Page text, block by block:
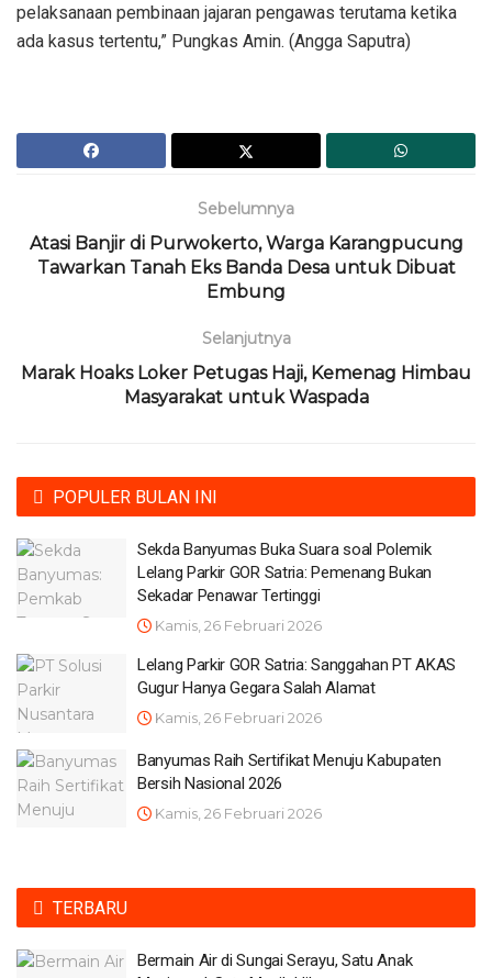
pelaksanaan pembinaan jajaran pengawas terutama ketika
ada kasus tertentu,” Pungkas Amin. (Angga Saputra)
Sebelumnya
Atasi Banjir di Purwokerto, Warga Karangpucung
Tawarkan Tanah Eks Banda Desa untuk Dibuat
Embung
Selanjutnya
Marak Hoaks Loker Petugas Haji, Kemenag Himbau
Masyarakat untuk Waspada
POPULER BULAN INI
Sekda Banyumas Buka Suara soal Polemik
Lelang Parkir GOR Satria: Pemenang Bukan
Sekadar Penawar Tertinggi
Kamis, 26 Februari 2026
Lelang Parkir GOR Satria: Sanggahan PT AKAS
Gugur Hanya Gegara Salah Alamat
Kamis, 26 Februari 2026
Banyumas Raih Sertifikat Menuju Kabupaten
Bersih Nasional 2026
Kamis, 26 Februari 2026
TERBARU
Bermain Air di Sungai Serayu, Satu Anak